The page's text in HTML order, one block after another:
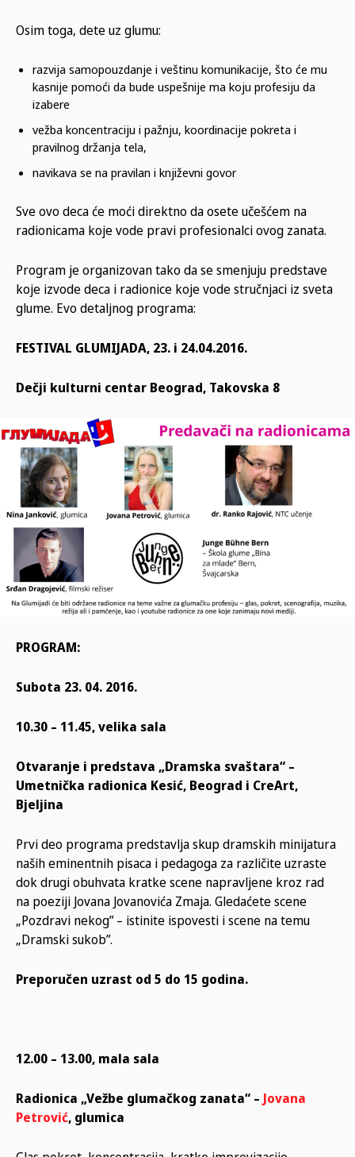
Osim toga, dete uz glumu:
razvija samopouzdanje i veštinu komunikacije, što će mu
kasnije pomoći da bude uspešnije ma koju profesiju da
izabere
vežba koncentraciju i pažnju, koordinacije pokreta i
pravilnog držanja tela,
navikava se na pravilan i književni govor
Sve ovo deca će moći direktno da osete učešćem na
radionicama koje vode pravi profesionalci ovog zanata.
Program je organizovan tako da se smenjuju predstave
koje izvode deca i radionice koje vode stručnjaci iz sveta
glume. Evo detaljnog programa:
FESTIVAL GLUMIJADA, 23. i 24.04.2016.
Dečji kulturni centar Beograd, Takovska 8
PROGRAM:
Subota 23. 04. 2016.
10.30 – 11.45, velika sala
Otvaranje i predstava „Dramska svaštara“ –
Umetnička radionica Kesić, Beograd i CreArt,
Bjeljina
Prvi deo programa predstavlja skup dramskih minijatura
naših eminentnih pisaca i pedagoga za različite uzraste
dok drugi obuhvata kratke scene napravljene kroz rad
na poeziji Jovana Jovanovića Zmaja. Gledaćete scene
„Pozdravi nekog” – istinite ispovesti i scene na temu
„Dramski sukob”.
Preporučen uzrast od 5 do 15 godina.
12.00 – 13.00, mala sala
Radionica „Vežbe glumačkog zanata“ – Jovana
Petrović, glumica